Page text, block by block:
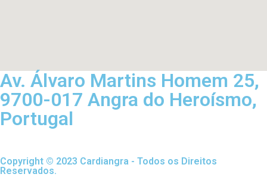
Av. Álvaro Martins Homem 25,
9700-017 Angra do Heroísmo,
Portugal
Copyright © 2023 Cardiangra - Todos os Direitos
Reservados.